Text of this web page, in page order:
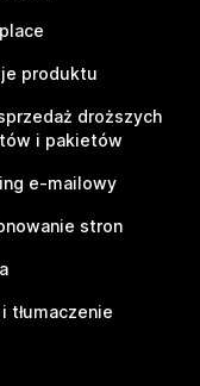
produktu
droższych
i pakietów
e-mailowy
stron
tłumaczenie